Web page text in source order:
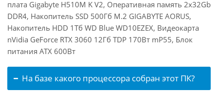
плата Gigabyte H510M K V2, Оперативная память 2x32Gb
DDR4, Накопитель SSD 500Гб M.2 GIGABYTE AORUS,
Накопитель HDD 1Тб WD Blue WD10EZEX, Видеокарта
nVidia GeForce RTX 3060 12Гб TDP 170Вт mP55, Блок
питания ATX 600Вт
На базе какого процессора собран этот ПК?